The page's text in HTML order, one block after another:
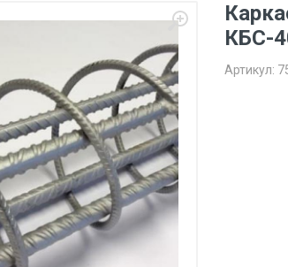
КБС-
Артикул: